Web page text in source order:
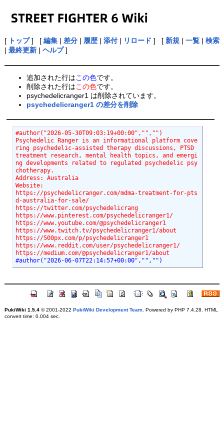
[ トップ] [ 編集| 差分| 履歴| 添付| リロード ] [ 新規| 一覧| 検索
| 最終更新| ヘルプ]
追加された行はこの色です。
削除された行はこの色です。
psychedelicranger1 は削除されています。
psychedelicranger1 の差分を削除
#author("2026-05-30T09:03:19+00:00","","")
Psychedelic Ranger is an informational platform cove
ring psychedelic-assisted therapy discussions, PTSD
treatment research, mental health topics, and emergi
ng developments related to regulated psychedelic psy
chotherapy.
Address: Australia
Website:
https://psychedelicranger.com/mdma-treatment-for-pts
d-australia-for-sale/
https://twitter.com/psychedelicrang
https://www.pinterest.com/psychedelicranger1/
https://www.youtube.com/@psychedelicranger1
https://www.twitch.tv/psychedelicranger1/about
https://500px.com/p/psychedelicranger1
https://www.reddit.com/user/psychedelicranger1/
https://medium.com/@psychedelicranger1/about
#author("2026-06-07T22:14:57+00:00","","")
PukiWiki 1.5.4© 2001-2022 PukiWiki Development Team. Powered by PHP 7.4.28. HTML
convert time: 0.004 sec.